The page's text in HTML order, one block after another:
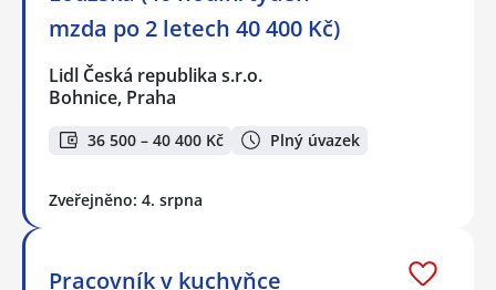
mzda po 2 letech 40 400 Kč)
Lidl Česká republika s.r.o.
Bohnice, Praha
36 500 – 40 400 Kč Plný úvazek
Zveřejněno: 4. srpna
Pracovník v kuchyňce